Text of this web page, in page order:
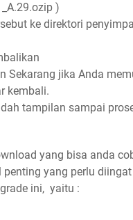
)
ke direktori
Sekarang jika Anda
kembali.
tampilan sampai
yang bisa anda
penting yang perlu
ini, yaitu :